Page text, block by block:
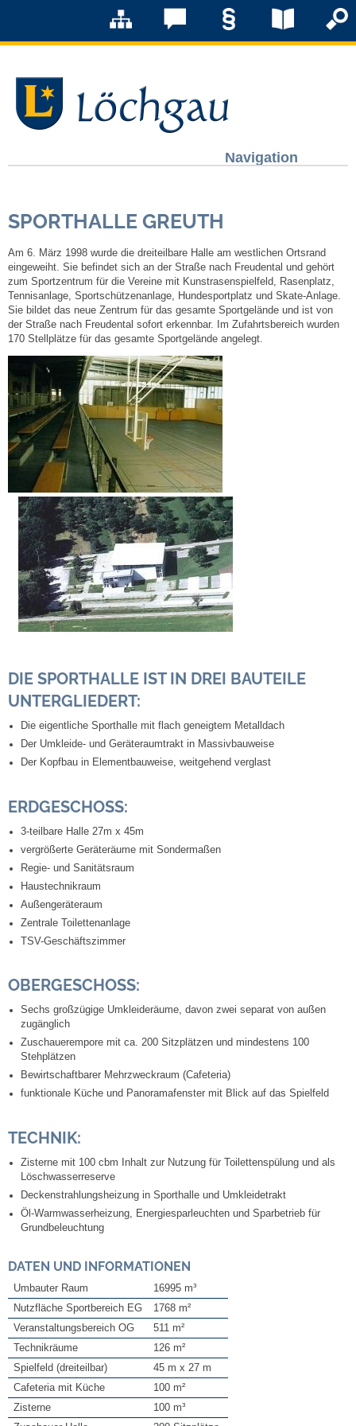
Navigation
Grußwort Bürgermeister
Kurzportrait
Löchgau früher
Zahlen & Fakten
Steuern
Gebühren und Beiträge
Ortsrecht
Haushalt 2026
Trinkwasser - Härtebereich
Redaktionsstatut für das Amtsblatt
Service
Fahrplanauskünfte
Abfall-Infos
Bildergalerie
Rund um den Wein
Schlepper / Traktor
Aktuelles
Gemeindeverwaltung
Mitarbeiter
Schadensmeldungen
Bürgerservice
Gemeinderat
Sitzungsberichte
Ratsinfo
Gutachterausschuss
SPORTHALLE GREUTH
Am 6. März 1998 wurde die dreiteilbare Halle am westlichen Ortsrand
eingeweiht. Sie befindet sich an der Straße nach Freudental und gehört
zum Sportzentrum für die Vereine mit Kunstrasenspielfeld, Rasenplatz,
Tennisanlage, Sportschützenanlage, Hundesportplatz und Skate-Anlage.
Sie bildet das neue Zentrum für das gesamte Sportgelände und ist von
der Straße nach Freudental sofort erkennbar. Im Zufahrtsbereich wurden
170 Stellplätze für das gesamte Sportgelände angelegt.
DIE SPORTHALLE IST IN DREI BAUTEILE
UNTERGLIEDERT:
Die eigentliche Sporthalle mit flach geneigtem Metalldach
Der Umkleide- und Geräteraumtrakt in Massivbauweise
Der Kopfbau in Elementbauweise, weitgehend verglast
ERDGESCHOSS:
3-teilbare Halle 27m x 45m
vergrößerte Geräteräume mit Sondermaßen
Regie- und Sanitätsraum
Haustechnikraum
Außengeräteraum
Zentrale Toilettenanlage
TSV-Geschäftszimmer
OBERGESCHOSS:
Sechs großzügige Umkleideräume, davon zwei separat von außen
zugänglich
Zuschauerempore mit ca. 200 Sitzplätzen und mindestens 100
Stehplätzen
Bewirtschaftbarer Mehrzweckraum (Cafeteria)
funktionale Küche und Panoramafenster mit Blick auf das Spielfeld
TECHNIK:
Zisterne mit 100 cbm Inhalt zur Nutzung für Toilettenspülung und als
Löschwasserreserve
Deckenstrahlungsheizung in Sporthalle und Umkleidetrakt
Öl-Warmwasserheizung, Energiesparleuchten und Sparbetrieb für
Grundbeleuchtung
DATEN UND INFORMATIONEN
Umbauter Raum
16995 m³
Nutzfläche Sportbereich EG
1768 m²
Veranstaltungsbereich OG
511 m²
Technikräume
126 m²
Spielfeld (dreiteilbar)
45 m x 27 m
Cafeteria mit Küche
100 m²
Zisterne
100 m³